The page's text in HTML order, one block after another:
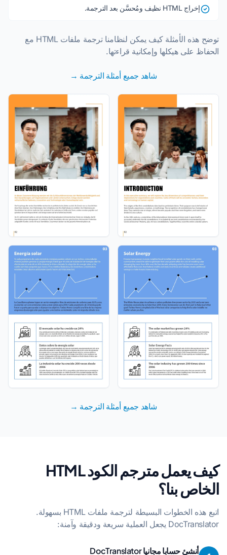
إخراج HTML نظيف ومُحسَّن بعد الترجمة.
توضح هذه الأمثلة كيف يمكن لنظامنا ترجمة ملفات HTML مع
الحفاظ على هيكلها وإمكانية قراءتها.
شاهد جميع أمثلة الترجمة →
شاهد جميع أمثلة الترجمة →
كيف يعمل مترجم الكود HTML
الخاص بنا؟
اتبع هذه الخطوات البسيطة لترجمة ملفات HTML بسهولة.
DocTranslator يجعل العملية سريعة ودقيقة وآمنة:
أنشئ حسابا مجانيا DocTranslator